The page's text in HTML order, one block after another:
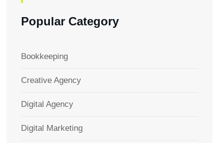
Popular Category
Bookkeeping
Creative Agency
Digital Agency
Digital Marketing